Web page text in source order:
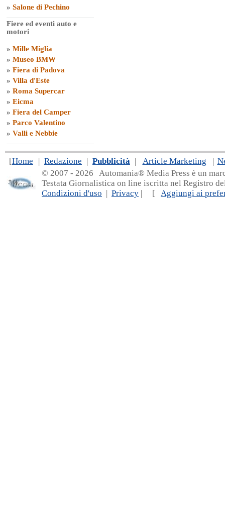
» Salone di Pechino
Fiere ed eventi auto e
motori
» Mille Miglia
» Museo BMW
» Fiera di Padova
» Villa d'Este
» Roma Supercar
» Eicma
» Fiera del Camper
» Parco Valentino
» Valli e Nebbie
[Home | Redazione | Pubblicità | Article Marketing |
© 2007 - 2026 Automania® Media Press è un
Testata Giornalistica on line iscritta nel Registro
Condizioni d'uso | Privacy | [ Aggiungi ai